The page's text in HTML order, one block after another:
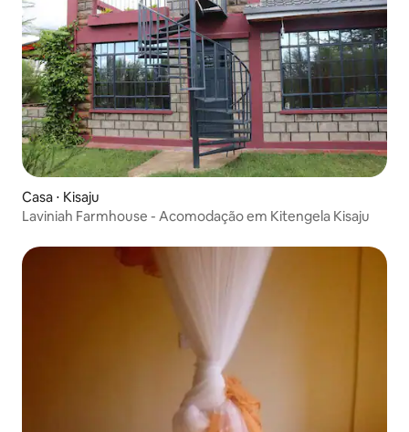
Casa ⋅ Kisaju
Laviniah Farmhouse - Acomodação em Kitengela Kisaju